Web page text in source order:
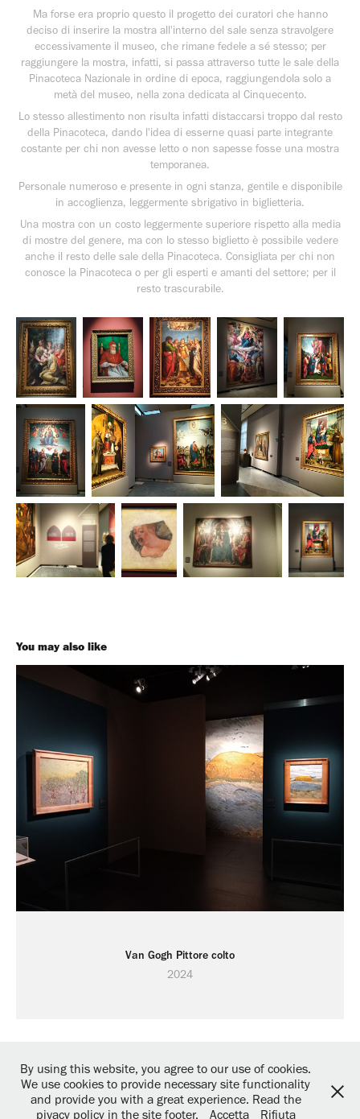
Ma forse era proprio questo il progetto dei curatori che hanno
deciso di inserire la mostra all'interno del sale senza stravolgere
eccessivamente il museo, che rimane fedele a sé stesso; per
raggiungere la mostra, infatti, si passa attraverso tutte le sale della
Pinacoteca Nazionale in ordine di epoca, raggiungendola solo a
metà del museo, nella zona dedicata al Cinquecento.
Lo stesso allestimento non risulta infatti distaccarsi troppo dal resto
della Pinacoteca, dando l'idea di esserne quasi parte integrante
costante per chi non avesse letto o non sapesse fosse una mostra
temporanea.
Personale numeroso e presente in ogni stanza, gentile e disponibile
in accoglienza, leggermente sbrigativo in biglietteria.
Una mostra con un costo leggermente superiore rispetto alla media
di mostre del genere, ma con lo stesso biglietto è possibile vedere
anche il resto delle sale della Pinacoteca. Consigliata per chi non
conosce la Pinacoteca o per gli esperti e amanti del settore; per il
resto trascurabile.
You may also like
Van Gogh Pittore colto
2024
The Mocla 2026. All Rights Reserved.Privacy Policy
By using this website, you agree to our use of cookies.
We use cookies to provide necessary site functionality
and provide you with a great experience. Read the
pivacy policy in the site footer.
Accetta Rifiuta